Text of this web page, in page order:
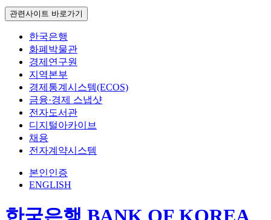
관련사이트 바로가기
한국은행
화폐박물관
경제연구원
지역본부
경제통계시스템(ECOS)
금융·경제 스냅샷
전자도서관
디지털아카이브
채용
전자계약시스템
본인인증
ENGLISH